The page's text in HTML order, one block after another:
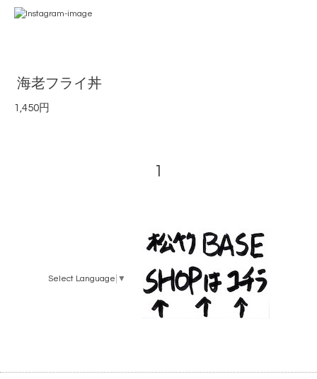
海老フライ丼
1,450円
1
Select Language ▼